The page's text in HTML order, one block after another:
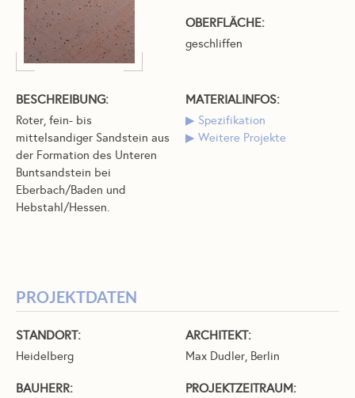
OBERFLÄCHE:
geschliffen
BESCHREIBUNG:
Roter, fein- bis
mittelsandiger Sandstein aus
der Formation des Unteren
Buntsandstein bei
Eberbach/Baden und
Hebstahl/Hessen.
MATERIALINFOS:
Spezifikation
Weitere Projekte
PROJEKTDATEN
STANDORT:
Heidelberg
ARCHITEKT:
Max Dudler, Berlin
BAUHERR: PROJEKTZEITRAUM: